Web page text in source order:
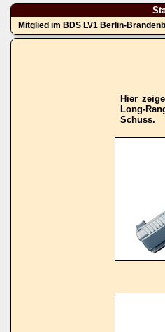
Mitglied im BDS LV1 Berlin-
Hier
Long-
Schuss.